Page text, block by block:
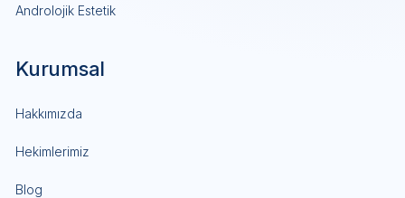
Androlojik Estetik
Kurumsal
Hakkımızda
Hekimlerimiz
Blog